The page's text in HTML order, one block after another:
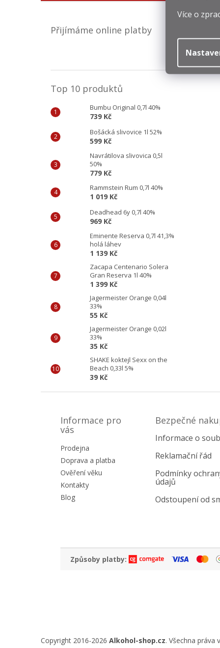
Více o
Přijímáme online platby
Top 10 produktů
Bumbu Original 0,7l 40%
739 Kč
Bošácká slivovice 1l 52%
599 Kč
Navrátilova slivovica 0,5l
50%
779 Kč
Rammstein Rum 0,7l 40%
1 019 Kč
Deadhead 6y 0,7l 40%
969 Kč
Eminente Reserva 0,7l 41,3%
holá láhev
1 139 Kč
Zacapa Centenario Solera
Gran Reserva 1l 40%
1 399 Kč
Jagermeister Orange 0,04l
33%
55 Kč
Jagermeister Orange 0,02l
33%
35 Kč
SHAKE koktejl Sexx on the
Beach 0,33l 5%
39 Kč
Informace pro
vás
Prodejna
Doprava a platba
Ověření věku
Kontakty
Blog
Bezpečné
Informace o
Reklamační řád
Podmínky
údajů
Odstoupení od
Způsoby platby:
Copyright 2016-2026 Alkohol-shop.cz. Všechna práva